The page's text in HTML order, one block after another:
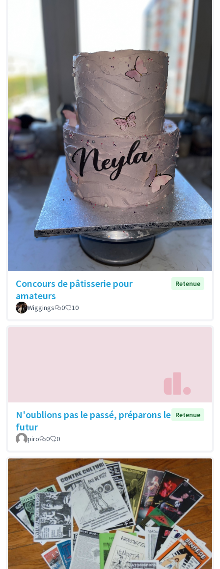
Concours de pâtisserie pour
amateurs
Retenue
Wiggings 0 10
N'oublions pas le passé, préparons le
futur
Retenue
piro 0 0